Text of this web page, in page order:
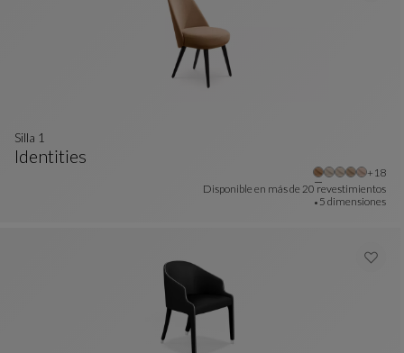
Identities
silla 1
+18Otros
Disponible en más de 20 revestimientos
5 dimensiones